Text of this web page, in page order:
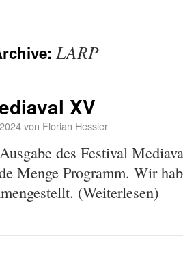
LARP
XV
von Florian Hessler
des Festival
Menge Programm. Wir
(Weiterlesen)